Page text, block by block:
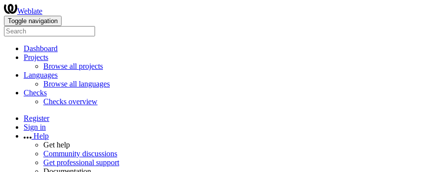
Weblate
Toggle navigation
Dashboard
Projects
Browse all projects
Languages
Browse all languages
Checks
Checks overview
Register
Sign in
Help
Get help
Community discussions
Get professional support